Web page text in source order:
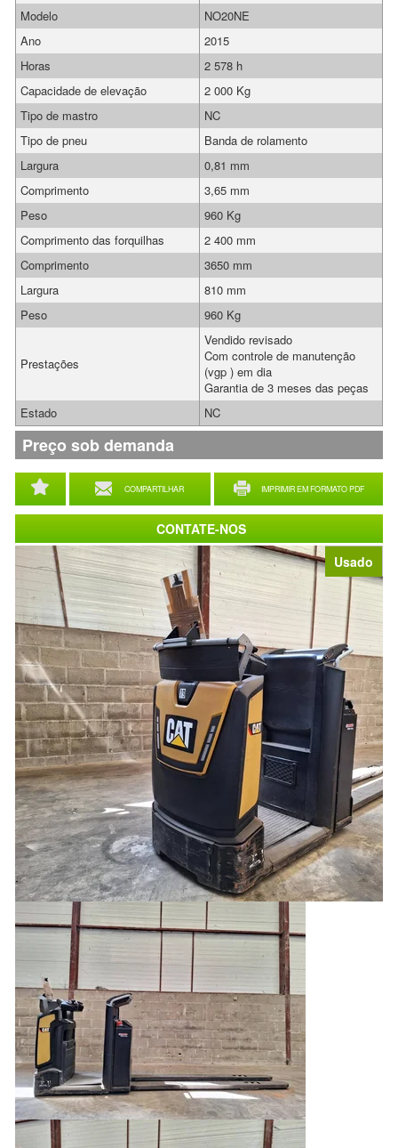
Usado
COMPARTILHAR IMPRIMIR EM FORMATO PDF
Modelo
NO20NE
Ano
2015
Horas
2 578 h
Capacidade de elevação
2 000 Kg
Tipo de mastro
NC
Tipo de pneu
Banda de rolamento
Largura
0,81 mm
Comprimento
3,65 mm
Peso
960 Kg
Comprimento das forquilhas
2 400 mm
Comprimento
3650 mm
Largura
810 mm
Peso
960 Kg
Prestações
Vendido revisado
Com controle de manutenção
(vgp ) em dia
Garantia de 3 meses das peças
Estado
NC
Preço sob demanda
CONTATE-NOS